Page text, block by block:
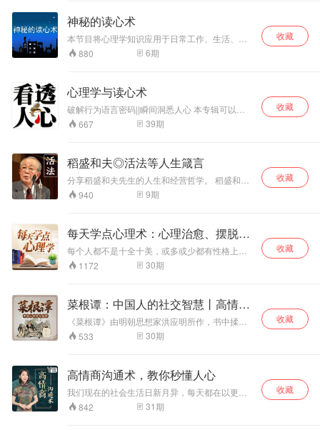
神秘的读心术
本节目将心理学知识应用于日常工作、生活、交
际中，教你在与人交往过程中灵活运用心理学的
方法，快速地学会如何读心，如何识人，如何用
处的微妙心思，并对之作出精准的判断和剖析。
880 6期
收藏
心理学与读心术
破解行为语言密码||瞬间洞悉人心 本专辑可以教
您如何在最短的时间内了解一个人，洞察他深藏
不漏的内心玄机，并采取相应的交往方法。 掌握
让你具有认清环境和辨别他人的能力。 最后，在
聆听过程中如有好的建议或者想法，都可在评论
区进行评论或者私信留言。让我们一起共同成
长，共同进步。
667 39期
收藏
稻盛和夫◎活法等人生箴言
分享稻盛和夫先生的人生和经营哲学。 稻盛和夫
先生，日本经营之圣。他一人创立两家世界500
强企业，并在78岁时拯救日本航空。其独特与高
中国文化及其丰富的人生经历。
940 9期
收藏
每天学点心理术：心理治愈、摆脱敏
感
每个人都不是十全十美，或多或少都有性格上的
残缺，你可能会因为自己的“残缺”厌恶自己、打击
自己、封闭自己。而心理学会告诉你：残缺是光
的，那个是错的，它只会引导你去了解你自己，
接受你自己，以及告诉你应该怎样发展自己的潜
能和特质，正确地认识自己、进行决策,避免谣言
干扰我们的大脑。 了解自己，你就能更容易体谅
别人，和别人共情，知道他们想要的是什么，从
是在了解人与人之间的关系，与人相处时知道为
人处世之道。 生活中无时无刻不在显现着心理学
的身影，你懂了，生活就顺了。在人人都需要懂
点心理术的现代社会，知道些心理学知识，生活
1172 30期
收藏
菜根谭：中国人的社交智慧丨高情商
社交
《菜根谭》由明朝思想家洪应明所作，书中揉合
了儒家的中庸思想和佛家的出世思想，是一部论
述修养、人生、处世、出世的经典语录集。 作者
经过艰苦磨炼才能获得”，正所谓“咬得菜根，百事
可做”。 交友是处世之道，做人是修己之心 真正
的聪明人，都胸中有沟壑，腹里有乾坤。 遇事懂
退让，与人有路，给自己留退路。 待人常宽厚，
与人为善，为自己积福缘。 做人，若是处处计
533 30期
收藏
高情商沟通术，教你秒懂人心
我们现在的社会生活日新月异，每天都在以更快
的速度前进，但是与之同步发展的心理建设却面
临“被停工”的命运，必须不断正视自己的内心，生
842 31期
收藏